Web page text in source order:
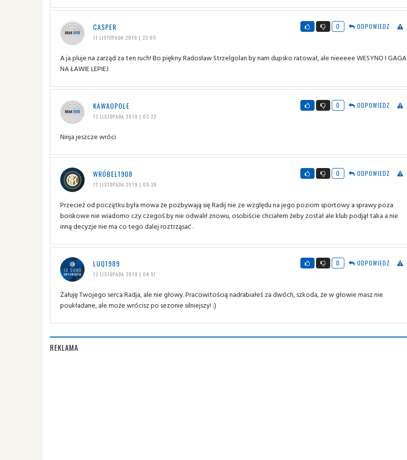
CASPER
11 LISTOPADA 2019 | 22:05
0 ODPOWIEDZ
A ja pluje na zarząd za ten ruch! Bo piękny Radosław Strzelgolan by nam dupsko ratował, ale nieeeee WESYNO I GAGA
NA ŁAWIE LEPIEJ
KAWAOPOLE
12 LISTOPADA 2019 | 02:22
0 ODPOWIEDZ
Ninja jeszcze wróci
WRÓBEL1908
12 LISTOPADA 2019 | 05:38
0 ODPOWIEDZ
Przecież od początku była mowa że pozbywają się Radij nie ze względu na jego poziom sportowy a sprawy poza
boiskowe nie wiadomo czy czegoś by nie odwalił znowu, osobiście chciałem żeby został ale klub podjął taka a nie
inną decyzje nie ma co tego dalej roztrząsać .
LUQ1989
13 LISTOPADA 2019 | 04:57
0 ODPOWIEDZ
Żałuję Twojego serca Radja, ale nie głowy. Pracowitością nadrabiałeś za dwóch, szkoda, że w głowie masz nie
poukładane, ale może wrócisz po sezonie silniejszy! :)
REKLAMA